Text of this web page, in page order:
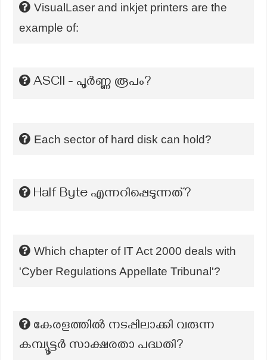
VisualLaser and inkjet printers are the
example of:
ASCll - പൂര്‍ണ്ണ രൂപം?
Each sector of hard disk can hold?
Half Byte എന്നറിപ്പെടുന്നത്?
Which chapter of IT Act 2000 deals with
'Cyber Regulations Appellate Tribunal'?
കേരളത്തിൽ നടപ്പിലാക്കി വരുന്ന
കമ്പ്യൂട്ടർ സാക്ഷരതാ പദ്ധതി?